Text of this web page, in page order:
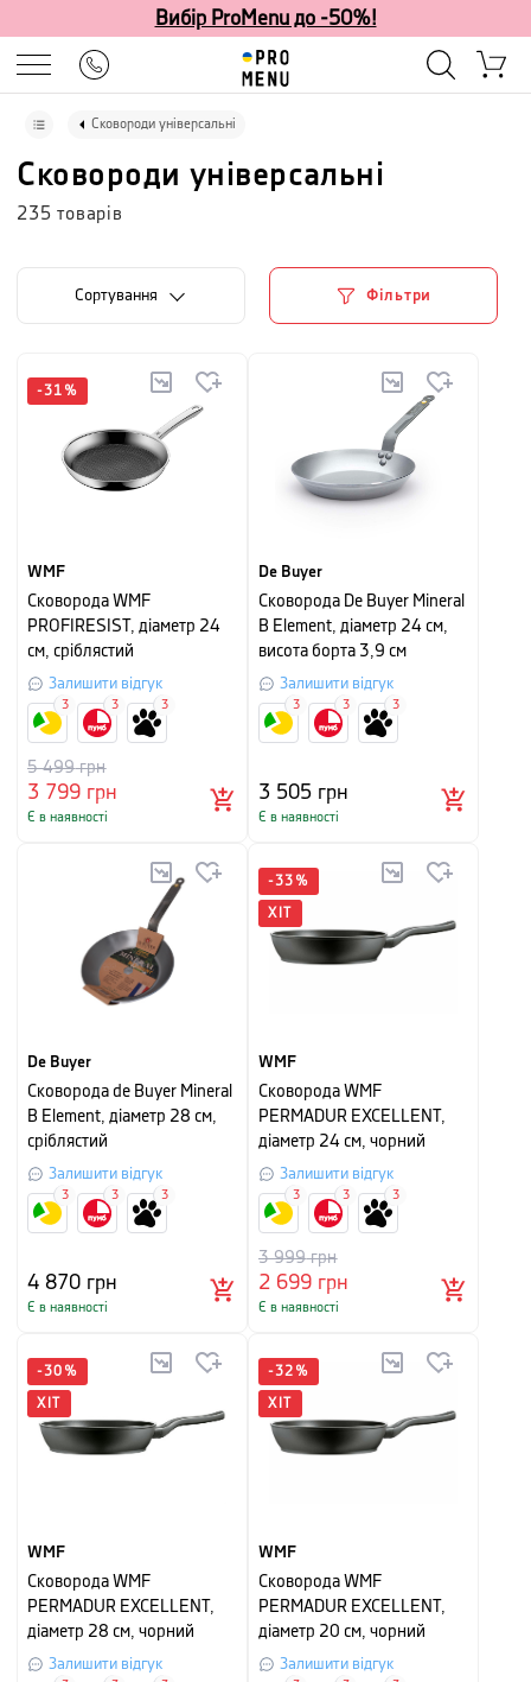
Вибір ProMenu до -50%!
Сковороди універсальні
Сковороди універсальні
235 товарів
Сортування Фільтри
-31 %
WMF
Сковорода WMF
PROFIRESIST, діаметр 24
см, сріблястий
Залишити відгук
3 799 грн
5 499грн
Є в наявності
3 3 3
De Buyer
Сковорода De Buyer Mineral
B Element, діаметр 24 см,
висота борта 3,9 см
Залишити відгук
3 505 грн
Є в наявності
3 3 3
De Buyer
Сковорода de Buyer Mineral
B Element, діаметр 28 см,
сріблястий
Залишити відгук
4 870 грн
Є в наявності
3 3 3
-33 %
ХІТ
WMF
Сковорода WMF
PERMADUR EXCELLENT,
діаметр 24 см, чорний
Залишити відгук
2 699 грн
3 999грн
Є в наявності
3 3 3
-30 %
ХІТ
WMF
Сковорода WMF
PERMADUR EXCELLENT,
діаметр 28 см, чорний
Залишити відгук
-32 %
ХІТ
WMF
Сковорода WMF
PERMADUR EXCELLENT,
діаметр 20 см, чорний
Залишити відгук